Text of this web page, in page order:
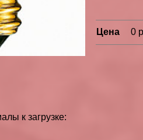
к загрузке:
Цена 0